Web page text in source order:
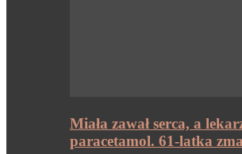
Miała zawał serca, a
paracetamol. 61-latka